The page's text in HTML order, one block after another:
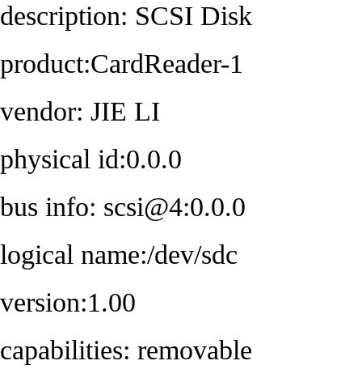
description: SCSI Disk
product:CardReader-1
vendor: JIE LI
physical id:0.0.0
bus info: scsi@4:0.0.0
logical name:/dev/sdc
version:1.00
capabilities: removable